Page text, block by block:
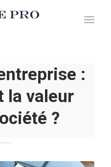
:
la valeur
?